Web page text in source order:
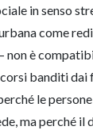
in senso
come
non è
banditi
le
ma perché